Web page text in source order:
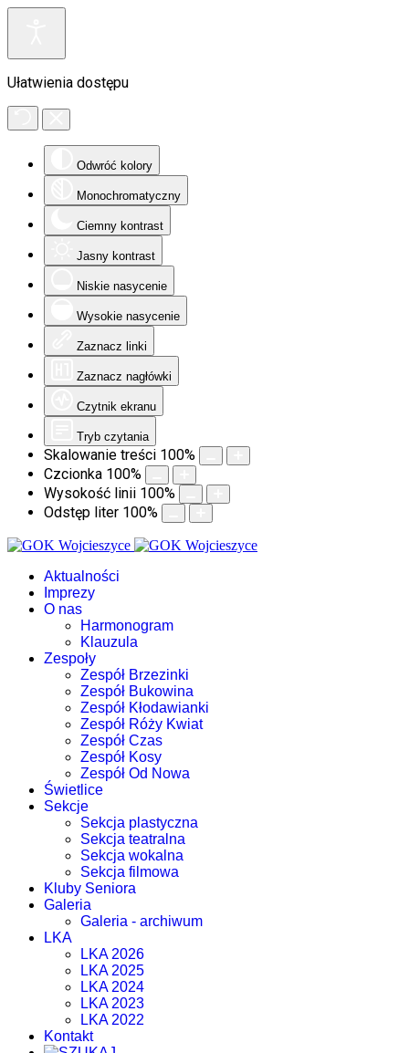
Ułatwienia dostępu
Odwróć kolory
Monochromatyczny
Ciemny kontrast
Jasny kontrast
Niskie nasycenie
Wysokie nasycenie
Zaznacz linki
Zaznacz nagłówki
Czytnik ekranu
Tryb czytania
Skalowanie treści 100%
Czcionka 100%
Wysokość linii 100%
Odstęp liter 100%
Aktualności
Imprezy
O nas
Harmonogram
Klauzula
Zespoły
Zespół Brzezinki
Zespół Bukowina
Zespół Kłodawianki
Zespół Róży Kwiat
Zespół Czas
Zespół Kosy
Zespół Od Nowa
Świetlice
Sekcje
Sekcja plastyczna
Sekcja teatralna
Sekcja wokalna
Sekcja filmowa
Kluby Seniora
Galeria
Galeria - archiwum
LKA
LKA 2026
LKA 2025
LKA 2024
LKA 2023
LKA 2022
Kontakt